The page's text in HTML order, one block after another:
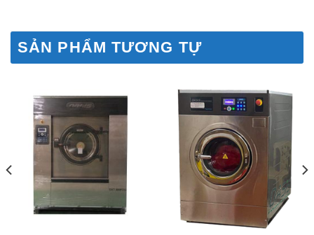
SẢN PHẨM TƯƠNG TỰ